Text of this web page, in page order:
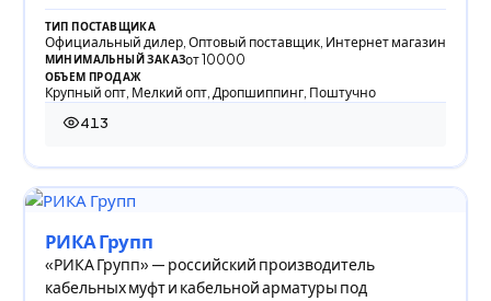
ТИП ПОСТАВЩИКА
Официальный дилер, Оптовый поставщик, Интернет магазин
МИНИМАЛЬНЫЙ ЗАКАЗот 10000
ОБЪЕМ ПРОДАЖ
Крупный опт, Мелкий опт, Дропшиппинг, Поштучно
413
413 просмотров
РИКА Групп
«РИКА Групп» — российский производитель
кабельных муфт и кабельной арматуры под